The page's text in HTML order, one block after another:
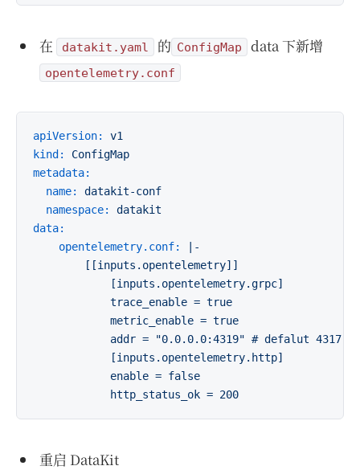
在 datakit.yaml 的 ConfigMap data 下新增
opentelemetry.conf
apiVersion:
v1
kind:
ConfigMap
metadata:
name:
datakit-conf
namespace:
datakit
data:
opentelemetry.conf:
|-
        [[inputs.opentelemetry]]
            [inputs.opentelemetry.grpc]
            trace_enable = true
            metric_enable = true
            addr = "0.0.0.0:4319" # defalut 4317
            [inputs.opentelemetry.http]
            enable = false
重启 DataKit